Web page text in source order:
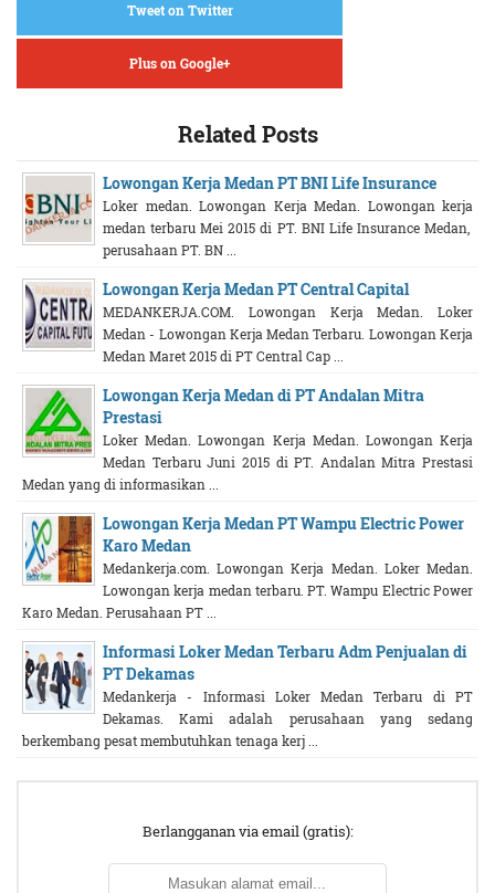
Tweet on Twitter
Plus on Google+
Related Posts
Lowongan Kerja Medan PT BNI Life Insurance
Loker medan. Lowongan Kerja Medan. Lowongan kerja
medan terbaru Mei 2015 di PT. BNI Life Insurance Medan,
perusahaan PT. BN ...
Lowongan Kerja Medan PT Central Capital
MEDANKERJA.COM. Lowongan Kerja Medan. Loker
Medan - Lowongan Kerja Medan Terbaru. Lowongan Kerja
Medan Maret 2015 di PT Central Cap ...
Lowongan Kerja Medan di PT Andalan Mitra
Prestasi
Loker Medan. Lowongan Kerja Medan. Lowongan Kerja
Medan Terbaru Juni 2015 di PT. Andalan Mitra Prestasi
Medan yang di informasikan ...
Lowongan Kerja Medan PT Wampu Electric Power
Karo Medan
Medankerja.com. Lowongan Kerja Medan. Loker Medan.
Lowongan kerja medan terbaru. PT. Wampu Electric Power
Karo Medan. Perusahaan PT ...
Informasi Loker Medan Terbaru Adm Penjualan di
PT Dekamas
Medankerja - Informasi Loker Medan Terbaru di PT
Dekamas. Kami adalah perusahaan yang sedang
berkembang pesat membutuhkan tenaga kerj ...
Berlangganan via email (gratis):